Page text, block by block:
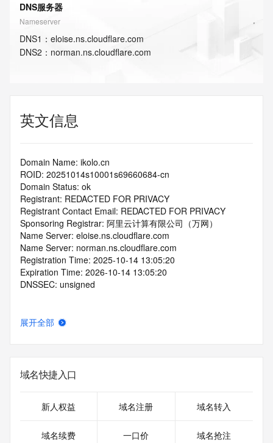
DNS服务器
Nameserver
DNS1 ： eloise.ns.cloudflare.com
DNS2 ： norman.ns.cloudflare.com
英文信息
Domain Name: ikolo.cn
ROID: 20251014s10001s69660684-cn
Domain Status: ok
Registrant: REDACTED FOR PRIVACY
Registrant Contact Email: REDACTED FOR PRIVACY
Sponsoring Registrar: 阿里云计算有限公司（万网）
Name Server: eloise.ns.cloudflare.com
Name Server: norman.ns.cloudflare.com
Registration Time: 2025-10-14 13:05:20
Expiration Time: 2026-10-14 13:05:20
DNSSEC: unsigned
展开全部
域名快捷入口
新人权益 域名注册 域名转入
域名续费 一口价 域名抢注